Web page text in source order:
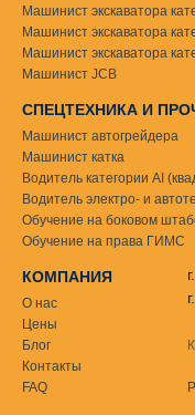
Машинист автогрейдера
Машинист катка
Обучение на права ГИМС
Обучение на боковом
Водитель электро- и
Водитель категории AI
Машинист экскаватора
Машинист экскаватора
Машинист экскаватора
О нас
Цены
Блог
Контакты
FAQ
СПЕЦТЕХНИКА И
КОМПАНИЯ
Машинист JCB